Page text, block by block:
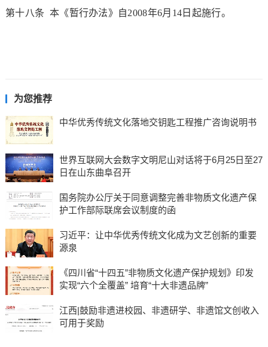
第十八条 本《暂行办法》自2008年6月14日起施行。
为您推荐
中华优秀传统文化落地交钥匙工程推广咨询说明书
世界互联网大会数字文明尼山对话将于6月25日至27
日在山东曲阜召开
国务院办公厅关于同意调整完善非物质文化遗产保
护工作部际联席会议制度的函
习近平：让中华优秀传统文化成为文艺创新的重要
源泉
《四川省“十四五”非物质文化遗产保护规划》印发
实现“六个全覆盖” 培育“十大非遗品牌”
江西|鼓励非遗进校园、非遗研学、非遗馆文创收入
可用于奖励